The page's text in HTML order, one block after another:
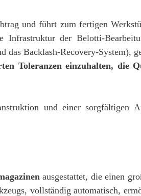
und führt zum fertigen
Infrastruktur der Belotti-
das Backlash-Recovery-System),
Toleranzen einzuhalten, die
und einer sorgfältigen
ausgestattet, die einen
vollständig automatisch,